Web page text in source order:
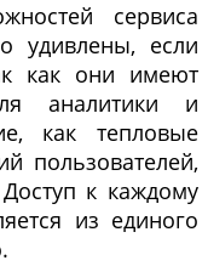
сервиса
удивлены, если
как они имеют
аналитики и
как тепловые
пользователей,
к каждому
из единого